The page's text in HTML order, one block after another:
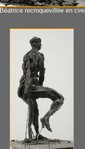
Béatrice recroquevillée en cire